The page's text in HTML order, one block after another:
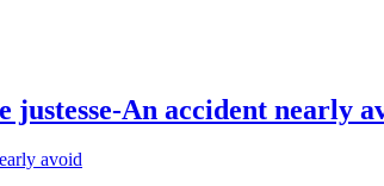
justesse-An accident nearly